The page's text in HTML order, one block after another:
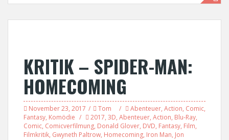
KRITIK – SPIDER-MAN:
HOMECOMING
November 23, 2017 Tom Abenteuer, Action, Comic,
Fantasy, Komödie 2017, 3D, Abenteuer, Action, Blu-Ray,
Comic, Comicverfilmung, Donald Glover, DVD, Fantasy, Film,
Filmkritik, Gwyneth Paltrow, Homecoming, Iron Man, Jon